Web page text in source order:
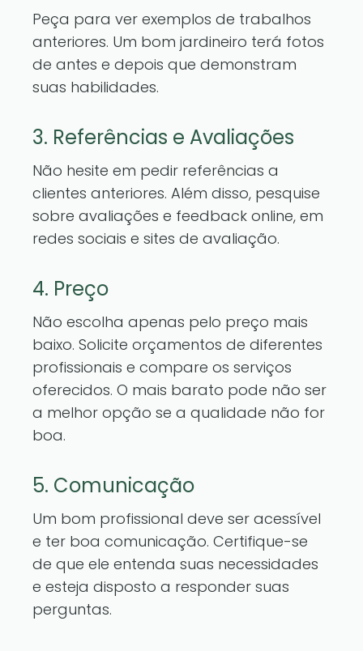
Peça para ver exemplos de trabalhos
anteriores. Um bom jardineiro terá fotos
de antes e depois que demonstram
suas habilidades.
3. Referências e Avaliações
Não hesite em pedir referências a
clientes anteriores. Além disso, pesquise
sobre avaliações e feedback online, em
redes sociais e sites de avaliação.
4. Preço
Não escolha apenas pelo preço mais
baixo. Solicite orçamentos de diferentes
profissionais e compare os serviços
oferecidos. O mais barato pode não ser
a melhor opção se a qualidade não for
boa.
5. Comunicação
Um bom profissional deve ser acessível
e ter boa comunicação. Certifique-se
de que ele entenda suas necessidades
e esteja disposto a responder suas
perguntas.